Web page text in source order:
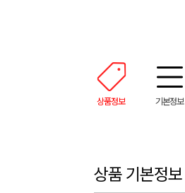
상품정보 기본정보
상품 기본정보